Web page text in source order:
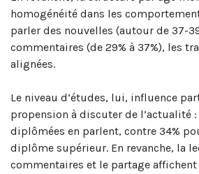
homogénéité dans les
parler des nouvelles (autour de 37-
commentaires (de 29% à 37%), les
alignées.
Le niveau d’études, lui, influence
propension à discuter de l’actualité :
diplômées en parlent, contre 34%
diplôme supérieur. En revanche, la
commentaires et le partage